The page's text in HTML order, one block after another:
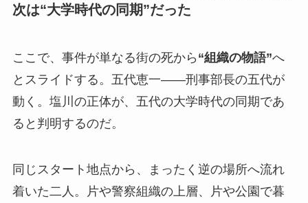
次は“大学時代の同期”だった
ここで、事件が単なる街の死から “組織の物語”へ
とスライドする。五代恵一――刑事部長の五代が
動く。塩川の正体が、五代の大学時代の同期であ
ると判明するのだ。
同じスタート地点から、まったく逆の場所へ流れ
着いた二人。片や警察組織の上層、片や公園で暮